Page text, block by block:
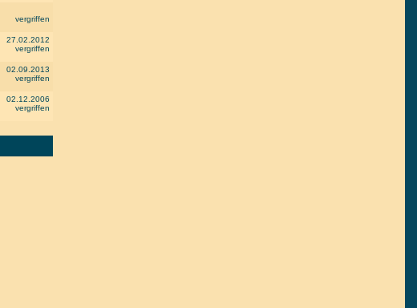
vergriffen
27.02.2012
vergriffen
02.09.2013
vergriffen
02.12.2006
vergriffen